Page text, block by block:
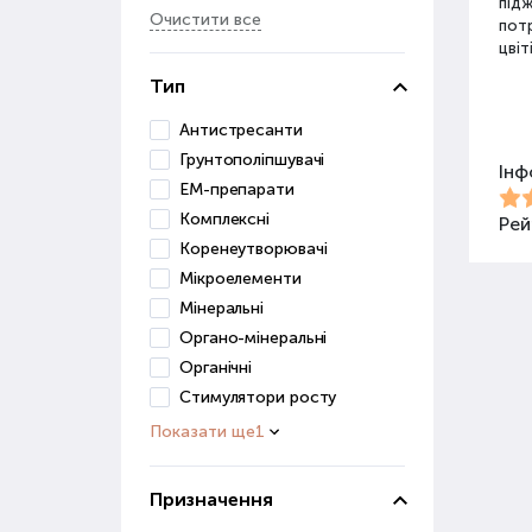
Очистити все
Тип
Антистресанти
Грунтополіпшувачі
ЕМ-препарати
Комплексні
Коренеутворювачі
Мікроелементи
Мінеральні
Органо-мінеральні
Органічні
Стимулятори росту
Показати ще1
Призначення
Для